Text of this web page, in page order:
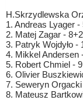
H.Skrzydlewska
1. Andreas Lyager -
2. Matej Zagar -
3. Patryk Wojdyło -
4. Mikkel Andersen
5. Robert Chmiel -
6. Olivier
7. Seweryn
8. Mateusz